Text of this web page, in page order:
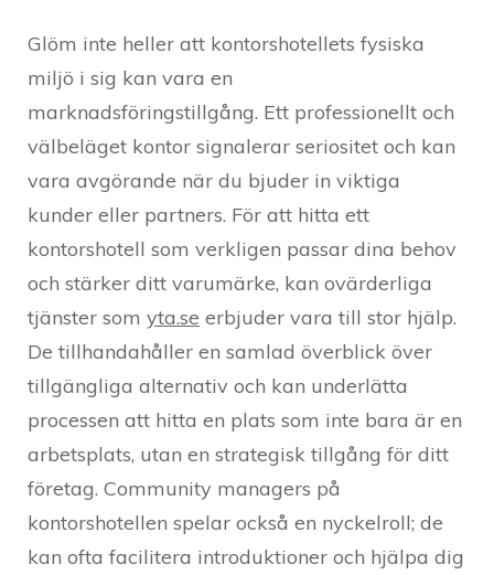
Glöm inte heller att kontorshotellets fysiska
miljö i sig kan vara en
marknadsföringstillgång. Ett professionellt och
välbeläget kontor signalerar seriositet och kan
vara avgörande när du bjuder in viktiga
kunder eller partners. För att hitta ett
kontorshotell som verkligen passar dina behov
och stärker ditt varumärke, kan ovärderliga
tjänster som yta.se erbjuder vara till stor hjälp.
De tillhandahåller en samlad överblick över
tillgängliga alternativ och kan underlätta
processen att hitta en plats som inte bara är en
arbetsplats, utan en strategisk tillgång för ditt
företag. Community managers på
kontorshotellen spelar också en nyckelroll; de
kan ofta facilitera introduktioner och hjälpa dig